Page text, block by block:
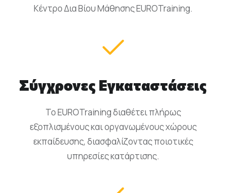
Κέντρο Δια Βίου Μάθησης EUROTraining.
Σύγχρονες Εγκαταστάσεις
Το EUROTraining διαθέτει πλήρως
εξοπλισμένους και οργανωμένους χώρους
εκπαίδευσης, διασφαλίζοντας ποιοτικές
υπηρεσίες κατάρτισης.